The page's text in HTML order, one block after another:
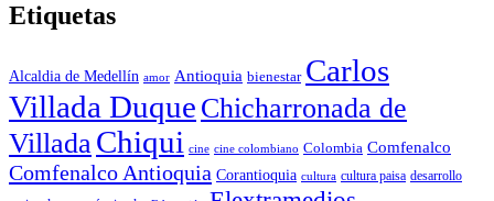
Etiquetas
Alcaldia de Medellín amor Antioquia bienestar Carlos
Villada Duque Chicharronada de
VilladaChiqui cine cine colombiano Colombia Comfenalco
Comfenalco Antioquia Corantioquia cultura cultura paisa desarrollo